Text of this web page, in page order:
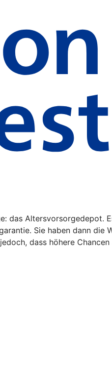
das Altersvorsorgedepot.
Sie haben dann die
dass höhere